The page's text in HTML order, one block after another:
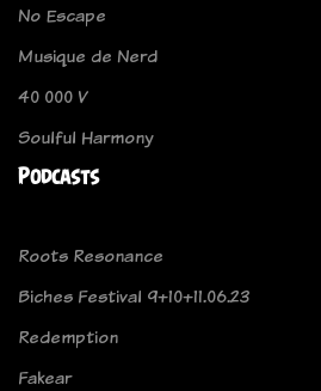
No Escape
Musique de Nerd
40 000 V
Soulful Harmony
Podcasts
Roots Resonance
Biches Festival 9+10+11.06.23
Redemption
Fakear